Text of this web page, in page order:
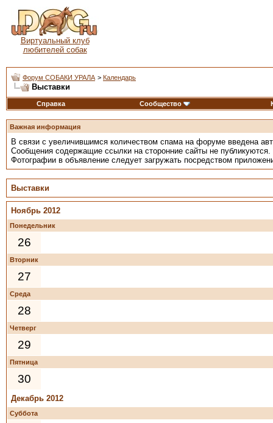
Виртуальный клуб
любителей собак
Форум СОБАКИ УРАЛА > Календарь
Выставки
Справка Сообщество
Важная информация
В связи с увеличившимся количеством спама на форуме введена
Сообщения содержащие ссылки на сторонние сайты не публикуются.
Фотографии в объявление следует загружать посредством
Выставки
Ноябрь 2012
Понедельник
26
Вторник
27
Среда
28
Четверг
29
Пятница
30
Декабрь 2012
Суббота